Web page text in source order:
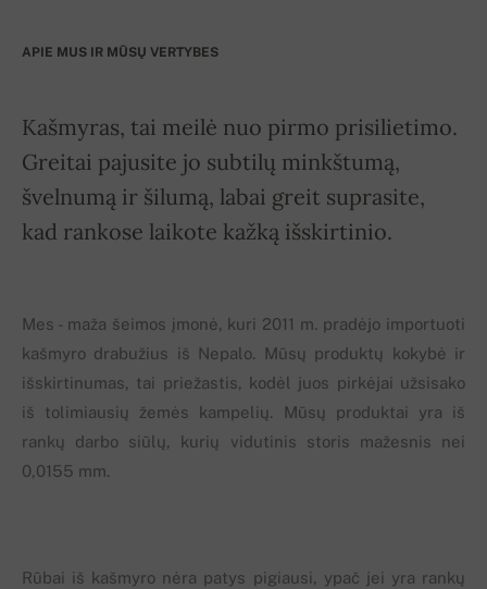
APIE MUS IR MŪSŲ VERTYBES
Kašmyras, tai meilė nuo pirmo prisilietimo.
Greitai pajusite jo subtilų minkštumą,
švelnumą ir šilumą, labai greit suprasite,
kad rankose laikote kažką išskirtinio.
Mes - maža šeimos įmonė, kuri 2011 m. pradėjo importuoti
kašmyro drabužius iš Nepalo. Mūsų produktų kokybė ir
išskirtinumas, tai priežastis, kodėl juos pirkėjai užsisako
iš tolimiausių žemės kampelių. Mūsų produktai yra iš
rankų darbo siūlų, kurių vidutinis storis mažesnis nei
0,0155 mm.
Rūbai iš kašmyro nėra patys pigiausi, ypač jei yra rankų